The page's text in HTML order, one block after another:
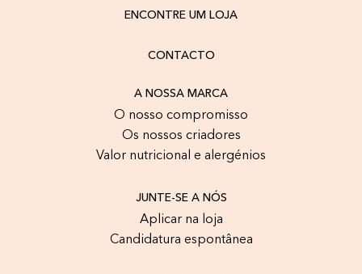
ENCONTRE UM LOJA
CONTACTO
A NOSSA MARCA
O nosso compromisso
Os nossos criadores
Valor nutricional e alergénios
JUNTE-SE A NÓS
Aplicar na loja
Candidatura espontânea